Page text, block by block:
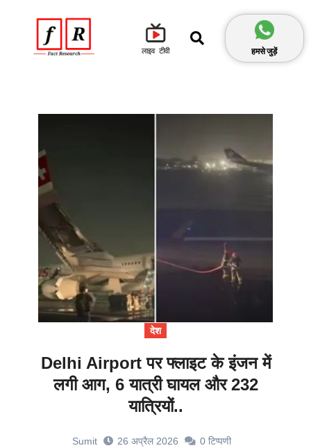
लाइव टीवी हमसे जुड़ें
देश
Delhi Airport पर फ्लाइट के इंजन में
लगी आग, 6 यात्री घायल और 232
यात्रियों..
Sumit 26 अप्रैल 2026 0 टिप्पणी